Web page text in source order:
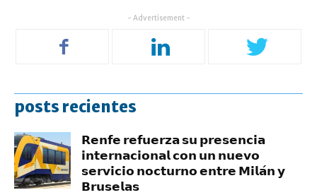
- Advertisement -
posts recientes
𝗥𝗲𝗻𝗳𝗲 𝗿𝗲𝗳𝘂𝗲𝗿𝘇𝗮 𝘀𝘂 𝗽𝗿𝗲𝘀𝗲𝗻𝗰𝗶𝗮
𝗶𝗻𝘁𝗲𝗿𝗻𝗮𝗰𝗶𝗼𝗻𝗮𝗹 𝗰𝗼𝗻 𝘂𝗻 𝗻𝘂𝗲𝘃𝗼
𝘀𝗲𝗿𝘃𝗶𝗰𝗶𝗼 𝗻𝗼𝗰𝘁𝘂𝗿𝗻𝗼 𝗲𝗻𝘁𝗿𝗲 𝗠𝗶𝗹𝗮́𝗻 𝘆
𝗕𝗿𝘂𝘀𝗲𝗹𝗮𝘀